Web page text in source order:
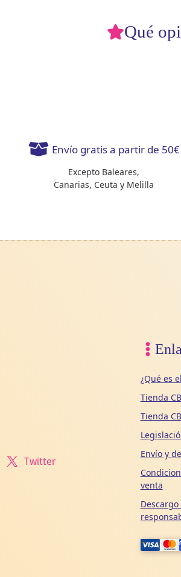
Qué
Envío gratis a partir de 50€
Excepto Baleares,
Canarias, Ceuta y Melilla
Twitter
¿Qué es
Tienda
Tienda
Envío y
venta
Descargo